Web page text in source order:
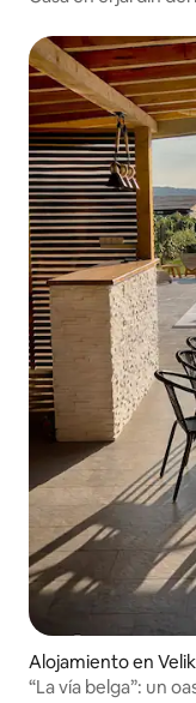
Alojamiento en
“La vía belga”: un